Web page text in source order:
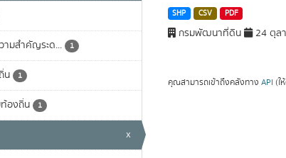
มสําคัญระด... 1
น 1
องถิ่น 1
x
SHP CSV PDF
กรมพัฒนาที่ดิน 24 ตุล
คุณสามารถเข้าถึงคลังทาง API (ใ